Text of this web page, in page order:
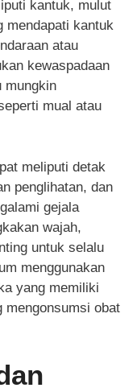
kantuk, mulut
mendapati kantuk
atau
kewaspadaan
mungkin
mual atau
meliputi detak
penglihatan, dan
gejala
wajah,
untuk selalu
menggunakan
yang memiliki
mengonsumsi obat